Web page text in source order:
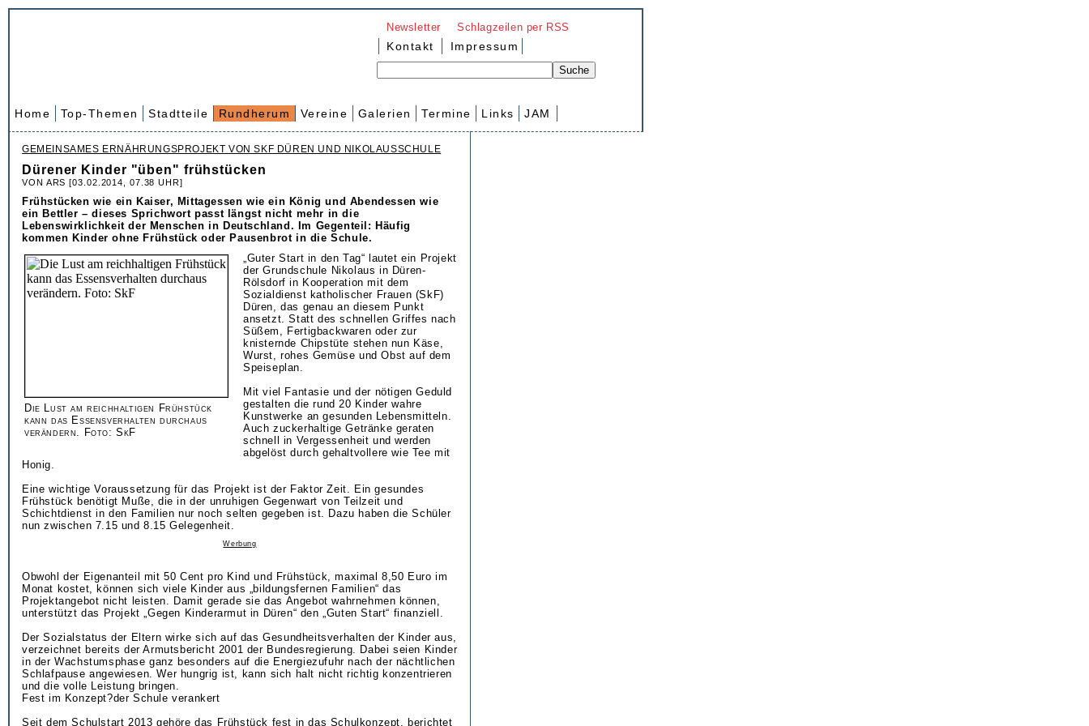
Newsletter Schlagzeilen per RSS
Kontakt Impressum
Home Top-Themen Stadtteile Rundherum Vereine Galerien Termine Links JAM
GEMEINSAMES ERNÄHRUNGSPROJEKT VON SKF DÜREN UND NIKOLAUSSCHULE
Dürener Kinder "üben" frühstücken
VON ARS [03.02.2014, 07.38 UHR]
Frühstücken wie ein Kaiser, Mittagessen wie ein König und Abendessen wie
ein Bettler – dieses Sprichwort passt längst nicht mehr in die
Lebenswirklichkeit der Menschen in Deutschland. Im Gegenteil: Häufig
kommen Kinder ohne Frühstück oder Pausenbrot in die Schule.
Die Lust am reichhaltigen Frühstück
kann das Essensverhalten durchaus
verändern. Foto: SkF
„Guter Start in den Tag“ lautet ein Projekt
der Grundschule Nikolaus in Düren-
Rölsdorf in Kooperation mit dem
Sozialdienst katholischer Frauen (SkF)
Düren, das genau an diesem Punkt
ansetzt. Statt des schnellen Griffes nach
Süßem, Fertigbackwaren oder zur
knisternde Chipstüte stehen nun Käse,
Wurst, rohes Gemüse und Obst auf dem
Speiseplan.
Mit viel Fantasie und der nötigen Geduld
gestalten die rund 20 Kinder wahre
Kunstwerke an gesunden Lebensmitteln.
Auch zuckerhaltige Getränke geraten
schnell in Vergessenheit und werden
abgelöst durch gehaltvollere wie Tee mit
Honig.
Eine wichtige Voraussetzung für das Projekt ist der Faktor Zeit. Ein gesundes
Frühstück benötigt Muße, die in der unruhigen Gegenwart von Teilzeit und
Schichtdienst in den Familien nur noch selten gegeben ist. Dazu haben die Schüler
nun zwischen 7.15 und 8.15 Gelegenheit.
Werbung
Obwohl der Eigenanteil mit 50 Cent pro Kind und Frühstück, maximal 8,50 Euro im
Monat kostet, können sich viele Kinder aus „bildungsfernen Familien“ das
Projektangebot nicht leisten. Damit gerade sie das Angebot wahrnehmen können,
unterstützt das Projekt „Gegen Kinderarmut in Düren“ den „Guten Start“ finanziell.
Der Sozialstatus der Eltern wirke sich auf das Gesundheitsverhalten der Kinder aus,
verzeichnet bereits der Armutsbericht 2001 der Bundesregierung. Dabei seien Kinder
in der Wachstumsphase ganz besonders auf die Energiezufuhr nach der nächtlichen
Schlafpause angewiesen. Wer hungrig ist, kann sich halt nicht richtig konzentrieren
und die volle Leistung bringen.
Fest im Konzept?der Schule verankert
Seit dem Schulstart 2013 gehöre das Frühstück fest in das Schulkonzept, berichtet